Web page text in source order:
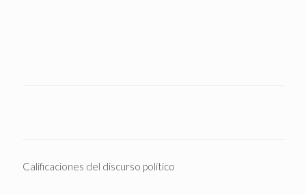
Calificaciones del discurso político